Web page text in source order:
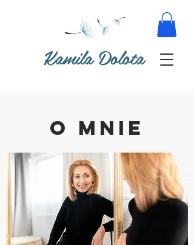
Kamila Dolota
o mnie